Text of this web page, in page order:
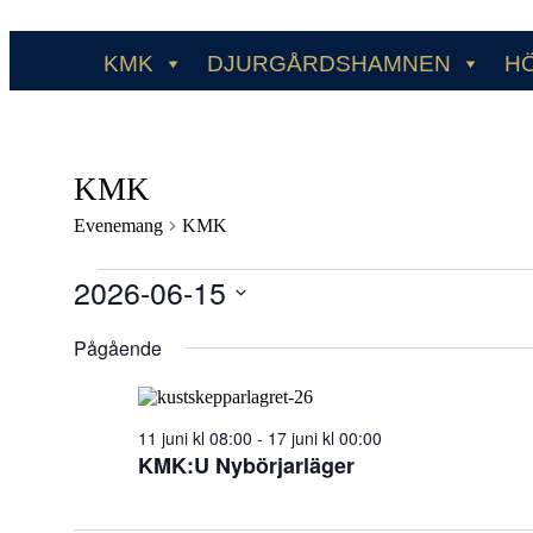
KMK DJURGÅRDSHAMNEN
KMK
Evenemang KMK
Evenemang
2026-
2026-06-15
datum.
Pågående
KMK:U Nybörjarläger
11 juni kl 08:00 - 17 juni kl 00:00